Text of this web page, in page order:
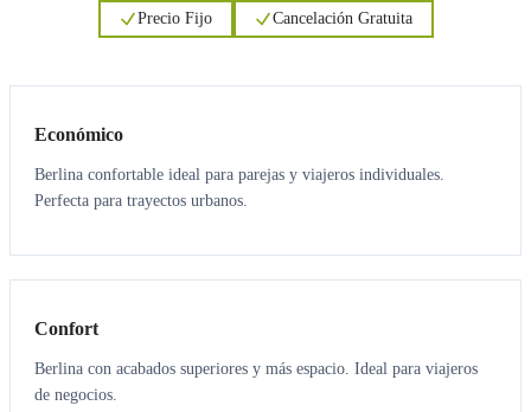
Precio Fijo Cancelación Gratuita
Económico
Berlina confortable ideal para parejas y viajeros individuales.
Perfecta para trayectos urbanos.
3 3
Confort
Berlina con acabados superiores y más espacio. Ideal para viajeros
de negocios.